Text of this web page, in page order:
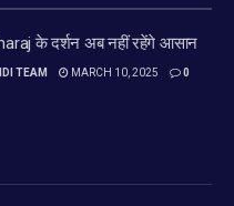
के दर्शन अब नहीं रहेंगे आसान
TEAM MARCH 10, 2025 0